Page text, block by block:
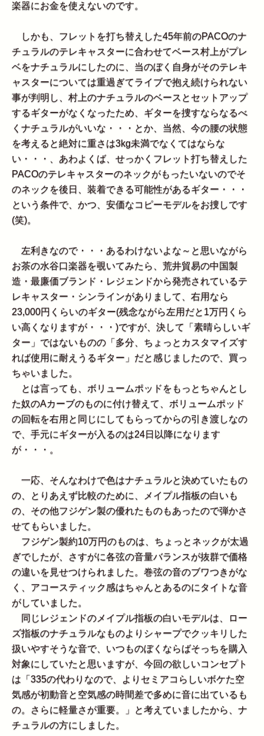
楽器にお金を使えないのです。
しかも、フレットを打ち替えした45年前のPACOのナ
チュラルのテレキャスターに合わせてベース村上がプレ
ベをナチュラルにしたのに、当のぼく自身がそのテレキ
ャスターについては重過ぎてライブで抱え続けられない
事が判明し、村上のナチュラルのベースとセットアップ
するギターがなくなったため、ギターを捜すならなるべ
くナチュラルがいいな・・・とか、当然、今の腰の状態
を考えると絶対に重さは3kg未満でなくてはならな
い・・・、あわよくば、せっかくフレット打ち替えした
PACOのテレキャスターのネックがもったいないのでそ
のネックを後日、装着できる可能性があるギター・・・
という条件で、かつ、安価なコピーモデルをお捜しです
(笑)。
左利きなので・・・あるわけないよな～と思いながら
お茶の水谷口楽器を覗いてみたら、荒井貿易の中国製
造・最廉価ブランド・レジェンドから発売されているテ
レキャスター・シンラインがありまして、右用なら
23,000円くらいのギター(残念ながら左用だと1万円くら
い高くなりますが・・・)ですが、決して「素晴らしいギ
ター」ではないものの「多分、ちょっとカスタマイズす
れば使用に耐えうるギター」だと感じましたので、買っ
ちゃいました。
とは言っても、ボリュームポッドをもっとちゃんとし
た奴のAカーブのものに付け替えて、ボリュームポッド
の回転を右用と同じにしてもらってからの引き渡しなの
で、手元にギターが入るのは24日以降になります
が・・・。
一応、そんなわけで色はナチュラルと決めていたもの
の、とりあえず比較のために、メイプル指板の白いも
の、その他フジゲン製の優れたものもあったので弾かさ
せてもらいました。
フジゲン製約10万円のものは、ちょっとネックが太過
ぎでしたが、さすがに各弦の音量バランスが抜群で価格
の違いを見せつけられました。巻弦の音のブワつきがな
く、アコースティック感はちゃんとあるのにタイトな音
がしていました。
同じレジェンドのメイプル指板の白いモデルは、ロー
ズ指板のナチュラルなものよりシャープでクッキリした
扱いやすそうな音で、いつものぼくならばそっちを購入
対象にしていたと思いますが、今回の欲しいコンセプト
は「335の代わりなので、よりセミアコらしいボケた空
気感が初動音と空気感の時間差で多めに音に出ているも
の。さらに軽量さが重要。」と考えていましたから、ナ
チュラルの方にしました。